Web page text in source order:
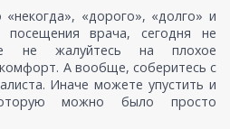
«дорого», «долго» и
врача, сегодня не
не жалуйтесь на плохое
А вообще, соберитесь с
Иначе можете упустить и
можно было просто